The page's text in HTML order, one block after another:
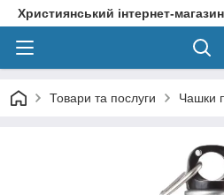
Християнський інтернет-
Товари та послуги Чашки